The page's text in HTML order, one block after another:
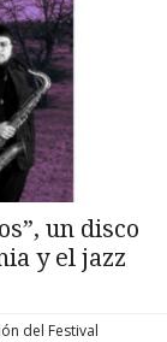
un disco
y el jazz
del Festival